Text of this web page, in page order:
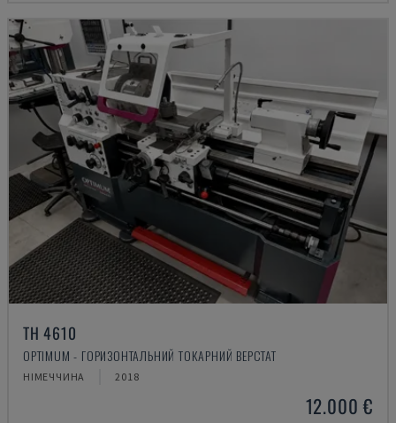
TH 4610
OPTIMUM - ГОРИЗОНТАЛЬНИЙ ТОКАРНИЙ ВЕРСТАТ
НІМЕЧЧИНА 2018
12.000 €